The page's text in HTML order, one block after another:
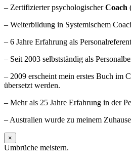
– Zertifizierter psychologischerCoach
– Weiterbildung in Systemischem
– 6 Jahre Erfahrung als
– Seit 2003 selbstständig als
– 2009 erscheint mein erstes Buch im
übersetzt werden.
– Mehr als 25 Jahre Erfahrung in der
– Australien wurde zu meinem
×
Umbrüche meistern.